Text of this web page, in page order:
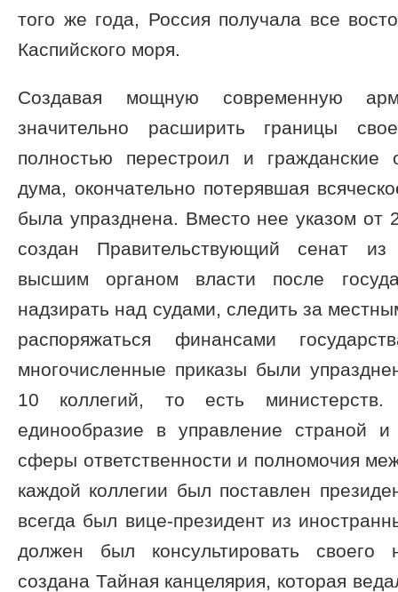
того же года, Россия получала все
Каспийского моря.
Создавая мощную современную
значительно расширить границы
полностью перестроил и гражданские
дума, окончательно потерявшая
была упразднена. Вместо нее указом от
создан Правительствующий сенат
высшим органом власти после
надзирать над судами, следить за
распоряжаться финансами
многочисленные приказы были
10 коллегий, то есть
единообразие в управление страной и
сферы ответственности и полномочия
каждой коллегии был поставлен
всегда был вице-президент из
должен был консультировать своего
создана Тайная канцелярия, которая